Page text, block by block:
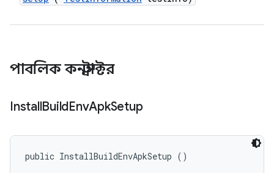
পাবলিক কনস্ট্রাক্টর
InstallBuildEnvApkSetup
public InstallBuildEnvApkSetup ()